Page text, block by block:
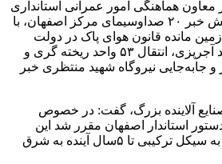
هماهنگی امور عمرانی استانداری
اصفهان در گفت‌وگو با بخش خبر ۲۰ صداوسیمای مرکز اصفهان، با
مانده قانون هوای پاک در دولت
سیزدهم، از پلمب ۴۸ واحد آجرپزی، انتقال ۵۳ واحد ریخته گری و
و جابه‌جایی نیروگاه شهید منتظری خبر
آلاینده بزرگ، گفت: در خصوص
استاندار اصفهان مقرر شد این
نیروگاه ضمن تبدیل شدن به سیکل ترکیبی تا ۵سال آینده به شرق